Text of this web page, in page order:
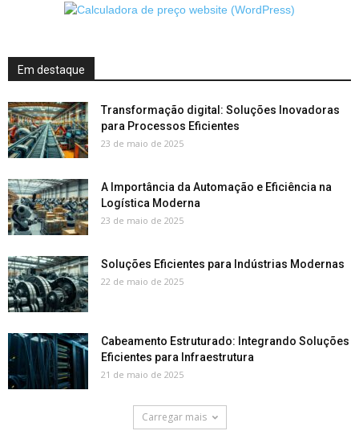
Em destaque
Transformação digital: Soluções Inovadoras
para Processos Eficientes
23 de maio de 2025
A Importância da Automação e Eficiência na
Logística Moderna
23 de maio de 2025
Soluções Eficientes para Indústrias Modernas
22 de maio de 2025
Cabeamento Estruturado: Integrando Soluções
Eficientes para Infraestrutura
21 de maio de 2025
Carregar mais